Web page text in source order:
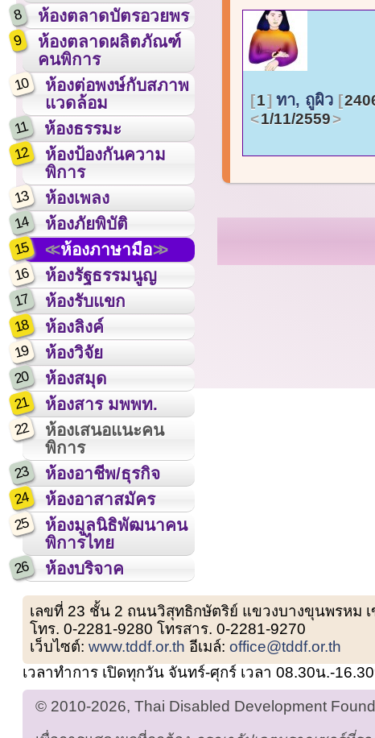
8 ห้องตลาดบัตรอวยพร
9
ห้องตลาดผลิตภัณฑ์
คนพิการ
10
ห้องต่อพงษ์กับสภาพ
แวดล้อม
11 ห้องธรรมะ
12
ห้องป้องกันความ
พิการ
13 ห้องเพลง
14 ห้องภัยพิบัติ
15 ห้องภาษามือ
16 ห้องรัฐธรรมนูญ
17 ห้องรับแขก
18 ห้องลิงค์
19 ห้องวิจัย
20 ห้องสมุด
21 ห้องสาร มพพท.
22
ห้องเสนอแนะคน
พิการ
23 ห้องอาชีพ/ธุรกิจ
24 ห้องอาสาสมัคร
25
ห้องมูลนิธิพัฒนาคน
พิการไทย
26 ห้องบริจาค
1 ทา, ถูผิว
1/11/2559
เลขที่ 23 ชั้น 2 ถนนวิสุทธิกษัตริย์ แขวงบางขุนพรหม
โทร. 0-2281-9280 โทรสาร. 0-2281-9270
เว็บไซต์:www.tddf.or.th อีเมล์:office@tddf.or.th
เวลาทำการ เปิดทุกวัน จันทร์-ศุกร์ เวลา 08.30น.-
© 2010-2026, Thai Disabled Development